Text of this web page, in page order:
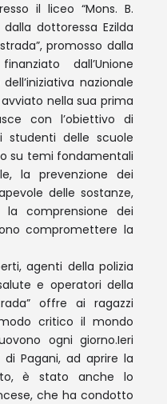
il liceo “Mons. B.
dottoressa Ezilda
promosso dalla
dall’Unione
nazionale
nella sua prima
con l’obiettivo di
studenti delle scuole
su temi fondamentali
la prevenzione dei
delle sostanze,
la comprensione dei
compromettere la
agenti della polizia
e operatori della
offre ai ragazzi
critico il mondo
ogni giorno.Ieri
di Pagani, ad aprire la
è stato anche lo
che ha condotto